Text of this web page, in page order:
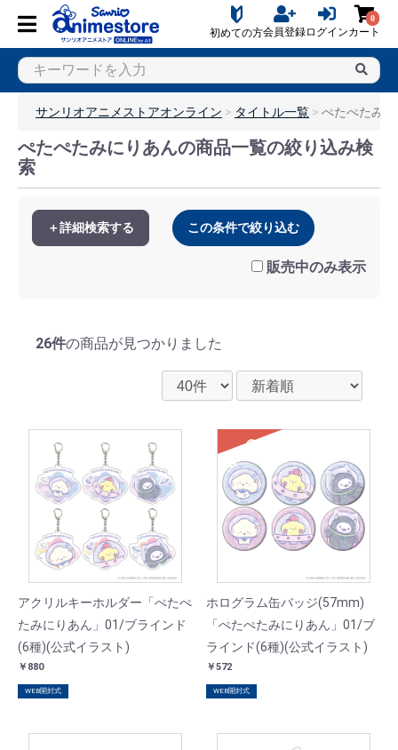
初めての方会員登録ログイン
0
カート
サンリオアニメストアオンライン タイトル一覧 ぺたぺたみ
ぺたぺたみにりあんの商品一覧の絞り込み検
索
＋詳細検索する この条件で絞り込む
販売中のみ表示
26件の商品が見つかりました
アクリルキーホルダー「ぺたぺ
たみにりあん」01/ブラインド
(6種)(公式イラスト)
￥880
WEB開封式
SOLD
ホログラム缶バッジ(57mm)
「ぺたぺたみにりあん」01/ブ
ラインド(6種)(公式イラスト)
￥572
WEB開封式